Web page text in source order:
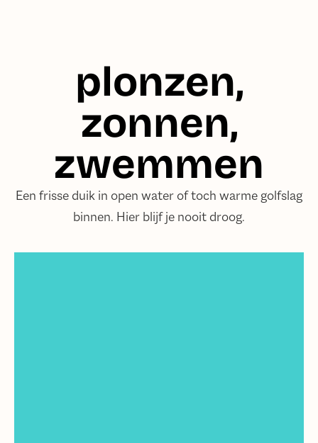
plonzen,
zonnen,
zwemmen
Een frisse duik in open water of toch warme golfslag
binnen. Hier blijf je nooit droog.